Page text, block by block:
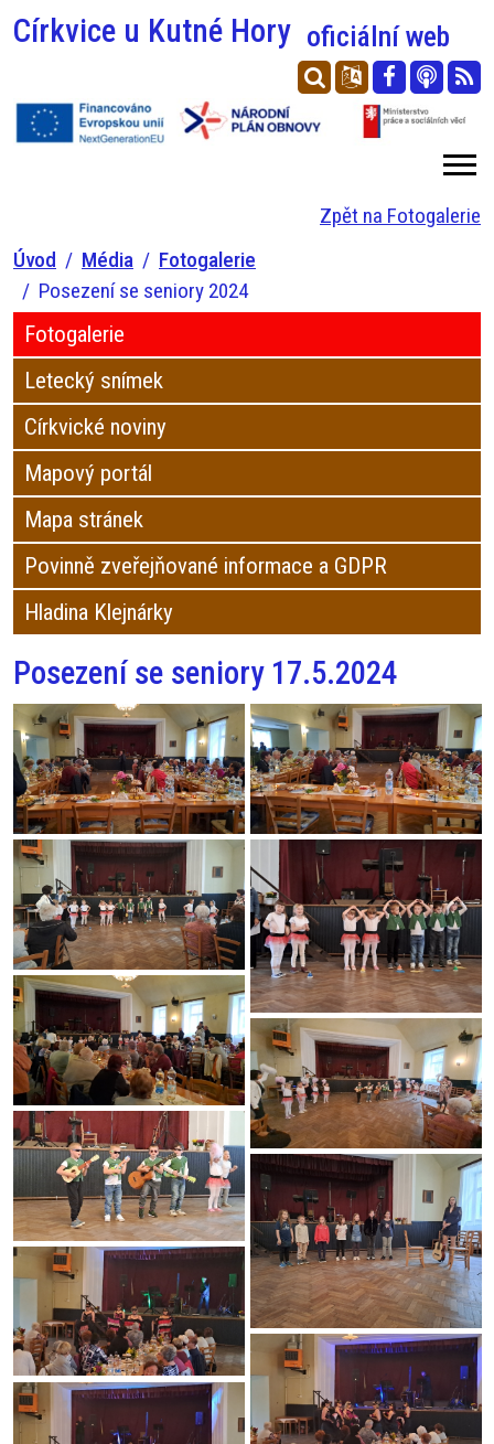
Církvice u Kutné Hory oficiální web
Zpět na Fotogalerie
Úvod
Média
Fotogalerie
Posezení se seniory 2024
Fotogalerie
Letecký snímek
Církvické noviny
Mapový portál
Mapa stránek
Povinně zveřejňované informace a GDPR
Hladina Klejnárky
Posezení se seniory 17.5.2024